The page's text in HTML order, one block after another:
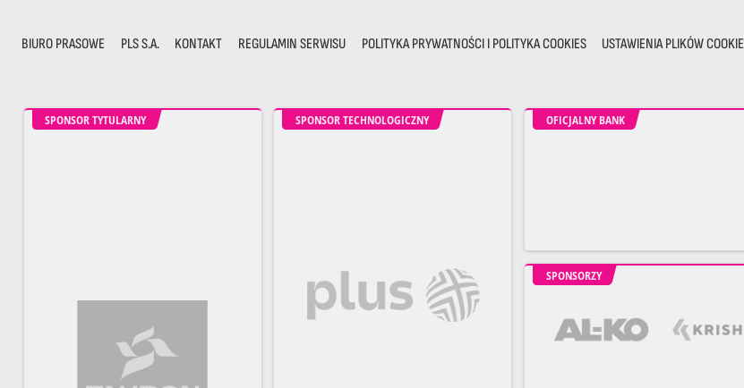
BIURO PRASOWE PLS S.A. KONTAKT REGULAMIN SERWISU POLITYKA PRYWATNOŚCI I POLITYKA COOKIES USTAWIENIA PLIKÓW COOKIE
SPONSOR TYTULARNY SPONSOR TECHNOLOGICZNY OFICJALNY BANK
SPONSORZY